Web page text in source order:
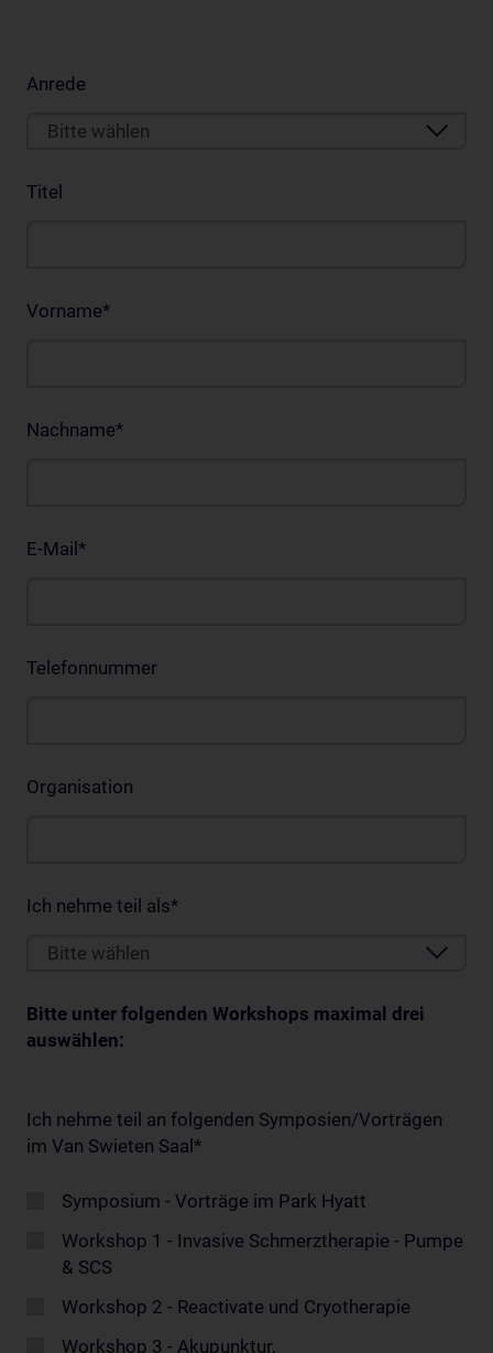
Anrede
Bitte wählen
Titel
Vorname*
Nachname*
E-Mail*
Telefonnummer
Organisation
Ich nehme teil als*
Bitte wählen
Bitte unter folgenden Workshops maximal drei
auswählen:
Ich nehme teil an folgenden Symposien/Vorträgen
im Van Swieten Saal*
Symposium - Vorträge im Park Hyatt
Workshop 1 - Invasive Schmerztherapie - Pumpe
& SCS
Workshop 2 - Reactivate und Cryotherapie
Workshop 3 - Akupunktur,